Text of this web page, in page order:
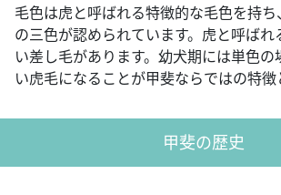
毛色は虎と呼ばれる特徴的な毛色を持
の三色が認められています。虎と呼ば
い差し毛があります。幼犬期には単色
い虎毛になることが甲斐ならではの特徴
甲斐の歴史